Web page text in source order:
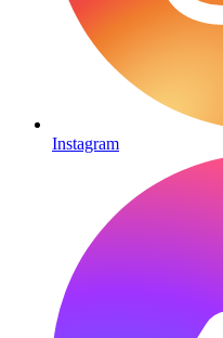
Instagram